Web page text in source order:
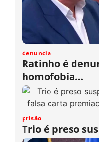
denuncia
Ratinho é
homofobia…
prisão
Trio é preso